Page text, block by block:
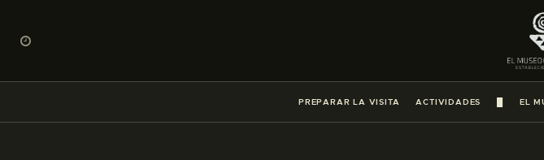
PREPARAR LA VISITA ACTIVIDADES EL
PREPARAR LA
ACTIVIDADES
█